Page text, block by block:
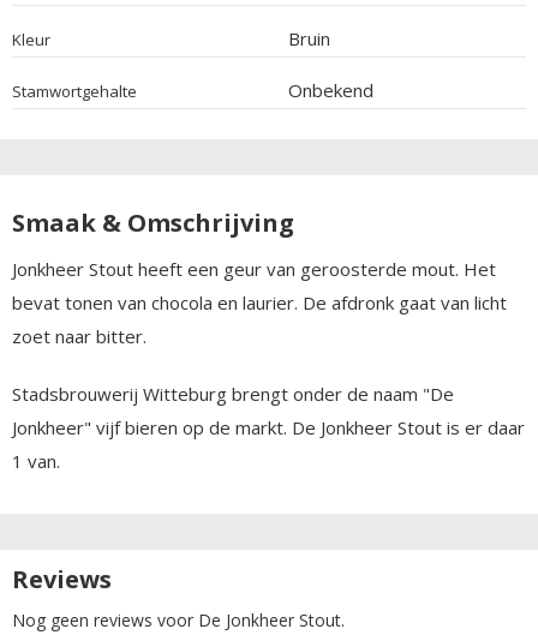
Kleur Bruin
Stamwortgehalte Onbekend
Smaak & Omschrijving
Jonkheer Stout heeft een geur van geroosterde mout. Het
bevat tonen van chocola en laurier. De afdronk gaat van licht
zoet naar bitter.
Stadsbrouwerij Witteburg brengt onder de naam "De
Jonkheer" vijf bieren op de markt. De Jonkheer Stout is er daar
1 van.
Reviews
Nog geen reviews voor De Jonkheer Stout.